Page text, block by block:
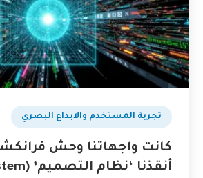
تجربة المستخدم والابداع البصري
كانت واجهاتنا وحش